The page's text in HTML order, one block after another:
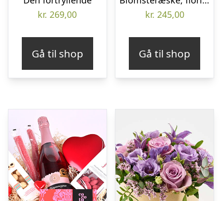
kr. 269,00
Gå til shop
kr. 245,00
Gå til shop